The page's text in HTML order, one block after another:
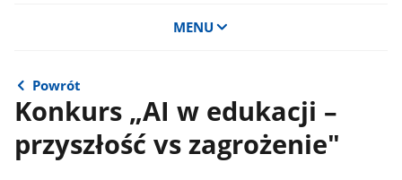
MENU
Powrót
Konkurs „AI w edukacji –
przyszłość vs zagrożenie"